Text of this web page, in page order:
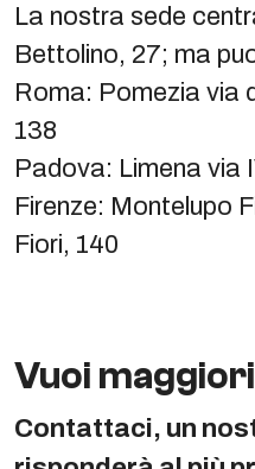
La nostra sede
Bettolino, 27; ma
Roma: Pomezia via
138
Padova: Limena via
Firenze: Montelupo
Fiori, 140
Vuoi
Contattaci, un